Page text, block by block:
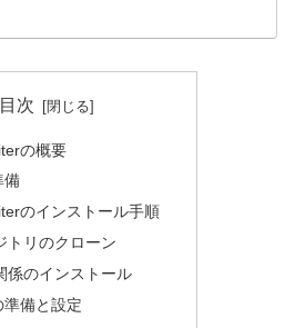
目次
の概要
備
のインストール手順
トリのクローン
係のインストール
準備と設定